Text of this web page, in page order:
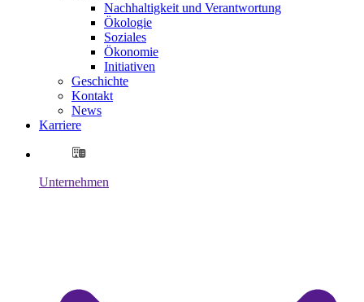
Nachhaltigkeit und Verantwortung
Ökologie
Soziales
Ökonomie
Initiativen
Geschichte
Kontakt
News
Karriere
Unternehmen